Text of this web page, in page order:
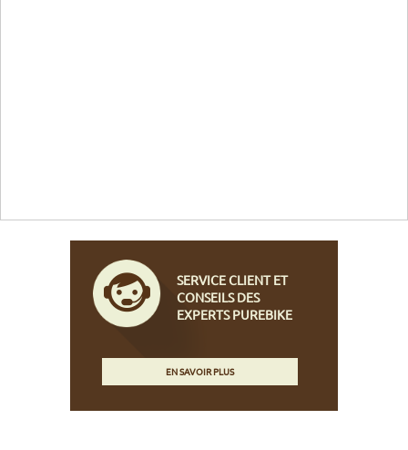
SERVICE CLIENT ET
CONSEILS DES
EXPERTS PUREBIKE
EN SAVOIR PLUS